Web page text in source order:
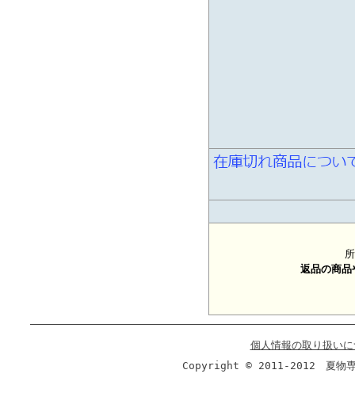
返品の商品
個人情報の取り扱い
Copyright © 2011-2012 夏物